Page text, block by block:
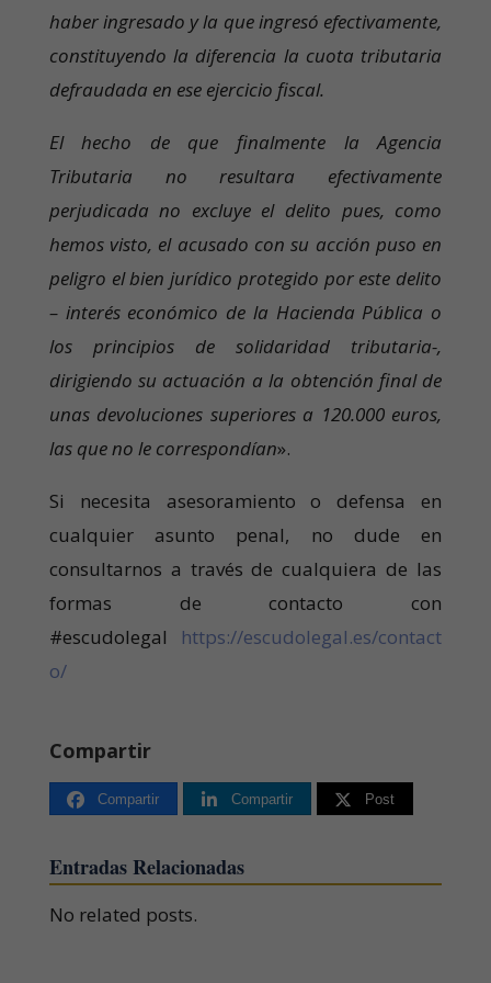
haber ingresado y la que ingresó efectivamente,
constituyendo la diferencia la cuota tributaria
defraudada en ese ejercicio fiscal.
El hecho de que finalmente la Agencia
Tributaria no resultara efectivamente
perjudicada no excluye el delito pues, como
hemos visto, el acusado con su acción puso en
peligro el bien jurídico protegido por este delito
– interés económico de la Hacienda Pública o
los principios de solidaridad tributaria-,
dirigiendo su actuación a la obtención final de
unas devoluciones superiores a 120.000 euros,
las que no le correspondían».
Si necesita asesoramiento o defensa en
cualquier asunto penal, no dude en
consultarnos a través de cualquiera de las
formas de contacto con
#escudolegal https://escudolegal.es/contact
o/
Compartir
Compartir Compartir Post
Entradas Relacionadas
No related posts.